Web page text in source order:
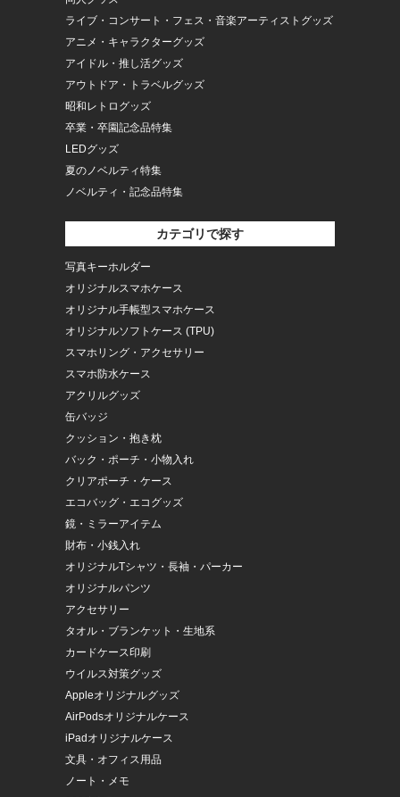
ライブ・コンサート・フェス・音楽アーティストグッズ
アニメ・キャラクターグッズ
アイドル・推し活グッズ
アウトドア・トラベルグッズ
昭和レトログッズ
卒業・卒園記念品特集
LEDグッズ
夏のノベルティ特集
ノベルティ・記念品特集
カテゴリで探す
写真キーホルダー
オリジナルスマホケース
オリジナル手帳型スマホケース
オリジナルソフトケース (TPU)
スマホリング・アクセサリー
スマホ防水ケース
アクリルグッズ
缶バッジ
クッション・抱き枕
バック・ポーチ・小物入れ
クリアポーチ・ケース
エコバッグ・エコグッズ
鏡・ミラーアイテム
財布・小銭入れ
オリジナルTシャツ・長袖・パーカー
オリジナルパンツ
アクセサリー
タオル・ブランケット・生地系
カードケース印刷
ウイルス対策グッズ
Appleオリジナルグッズ
AirPodsオリジナルケース
iPadオリジナルケース
文具・オフィス用品
ノート・メモ